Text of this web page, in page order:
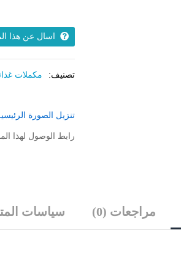
لرفع
مناعة
الجسم
وتحسين
ووظائف
quantity
اسال عن هذا
تصنيف: مكملات
تنزيل الصورة
رابط الوصول لهذا
مراجعات (0) سياسات